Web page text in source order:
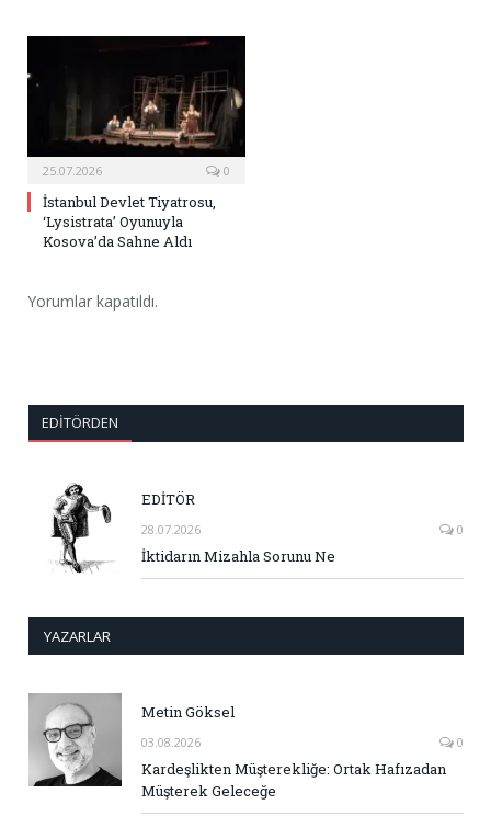
25.07.2026 0
İstanbul Devlet Tiyatrosu,
‘Lysistrata’ Oyunuyla
Kosova’da Sahne Aldı
Yorumlar kapatıldı.
EDITÖRDEN
EDİTÖR
28.07.2026 0
İktidarın Mizahla Sorunu Ne
YAZARLAR
Metin Göksel
03.08.2026 0
Kardeşlikten Müşterekliğe: Ortak Hafızadan
Müşterek Geleceğe